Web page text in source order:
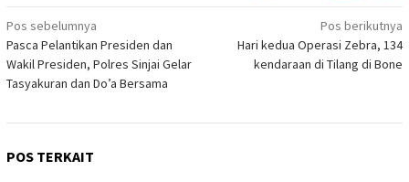
Navigasi
pos
Pos sebelumnya
Pasca Pelantikan Presiden dan
Wakil Presiden, Polres Sinjai Gelar
Tasyakuran dan Do’a Bersama
Pos berikutnya
Hari kedua Operasi Zebra, 134
kendaraan di Tilang di Bone
POS TERKAIT